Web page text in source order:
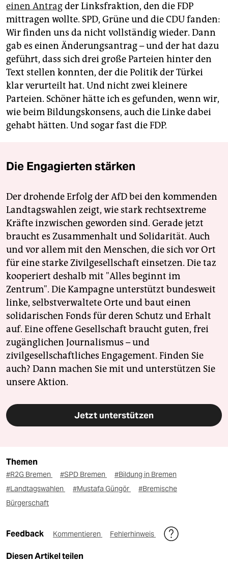
einen Antragder Linksfraktion, den die FDP
mittragen wollte. SPD, Grüne und die CDU fanden:
Wir finden uns da nicht vollständig wieder. Dann
gab es einen Änderungsantrag – und der hat dazu
geführt, dass sich drei große Parteien hinter den
Text stellen konnten, der die Politik der Türkei
klar verurteilt hat. Und nicht zwei kleinere
Parteien. Schöner hätte ich es gefunden, wenn wir,
wie beim Bildungskonsens, auch die Linke dabei
gehabt hätten. Und sogar fast die FDP.
Die Engagierten stärken
Der drohende Erfolg der AfD bei den kommenden
Landtagswahlen zeigt, wie stark rechtsextreme
Kräfte inzwischen geworden sind. Gerade jetzt
braucht es Zusammenhalt und Solidarität. Auch
und vor allem mit den Menschen, die sich vor Ort
für eine starke Zivilgesellschaft einsetzen. Die taz
kooperiert deshalb mit "Alles beginnt im
Zentrum". Die Kampagne unterstützt bundesweit
linke, selbstverwaltete Orte und baut einen
solidarischen Fonds für deren Schutz und Erhalt
auf. Eine offene Gesellschaft braucht guten, frei
zugänglichen Journalismus – und
zivilgesellschaftliches Engagement. Finden Sie
auch? Dann machen Sie mit und unterstützen Sie
unsere Aktion.
Jetzt unterstützen
Themen
#R2G Bremen #SPD Bremen
#Bildung in Bremen
#Landtagswahlen
#Mustafa Güngör
#Bremische
Bürgerschaft
Feedback Kommentieren Fehlerhinweis
Diesen Artikel teilen